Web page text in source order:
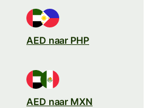
AED naar PHP
AED naar MXN